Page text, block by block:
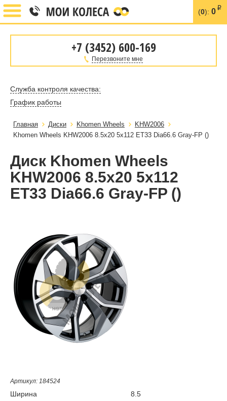
(0): 0 i
+7 (3452) 600-169
Перезвоните мне
Служба контроля качества:
График работы
Главная Диски Khomen Wheels
KHW2006
Khomen Wheels KHW2006 8.5x20 5x112 ET33 Dia66.6 Gray-FP ()
Диск Khomen Wheels
KHW2006 8.5x20 5x112
ET33 Dia66.6 Gray-FP ()
Артикул: 184524
Ширина
8.5